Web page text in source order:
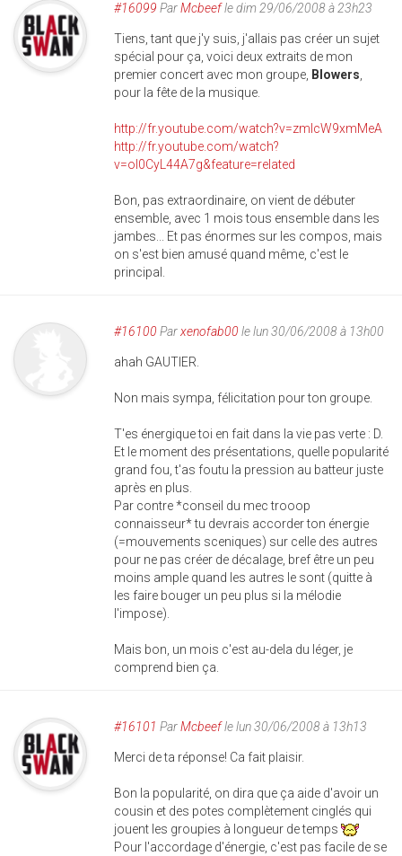
#16099 ParMcbeefle dim 29/06/2008 à 23h23
Tiens, tant que j'y suis, j'allais pas créer un sujet
spécial pour ça, voici deux extraits de mon
premier concert avec mon groupe, Blowers
pour la fête de la musique.
http://fr.youtube.com/watch?v=zmlcW9xmMeA
http://fr.youtube.com/watch?
v=ol0CyL44A7g&feature=related
Bon, pas extraordinaire, on vient de débuter
ensemble, avec 1 mois tous ensemble dans les
jambes... Et pas énormes sur les compos, mais
on s'est bien amusé quand même, c'est le
principal.
#16100 Parxenofab00 le lun 30/06/2008 à 13h00
ahah GAUTIER.
Non mais sympa, félicitation pour ton groupe.
T'es énergique toi en fait dans la vie pas verte : D.
Et le moment des présentations, quelle popularité
grand fou, t'as foutu la pression au batteur juste
après en plus.
Par contre *conseil du mec trooop
connaisseur* tu devrais accorder ton énergie
(=mouvements sceniques) sur celle des autres
pour ne pas créer de décalage, bref être un peu
moins ample quand les autres le sont (quitte à
les faire bouger un peu plus si la mélodie
l'impose).
Mais bon, un mois c'est au-dela du léger, je
comprend bien ça.
#16101 ParMcbeefle lun 30/06/2008 à 13h13
Merci de ta réponse! Ca fait plaisir.
Bon la popularité, on dira que ça aide d'avoir un
cousin et des potes complètement cinglés qui
jouent les groupies à longueur de temps
Pour l'accordage d'énergie, c'est pas facile de se